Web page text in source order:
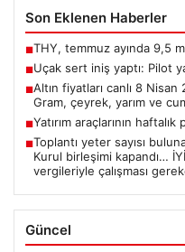
Son Eklenen Haberler
■THY, temmuz ayında 9,5
■Uçak sert iniş yaptı: Pilot
■Altın fiyatları canlı 8
Gram, çeyrek, yarım ve
■Yatırım araçlarının
■Toplantı yeter sayısı
Kurul birleşimi kapandı…
vergileriyle çalışması
Güncel